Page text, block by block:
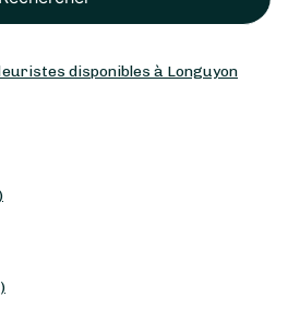
disponibles à Longuyon